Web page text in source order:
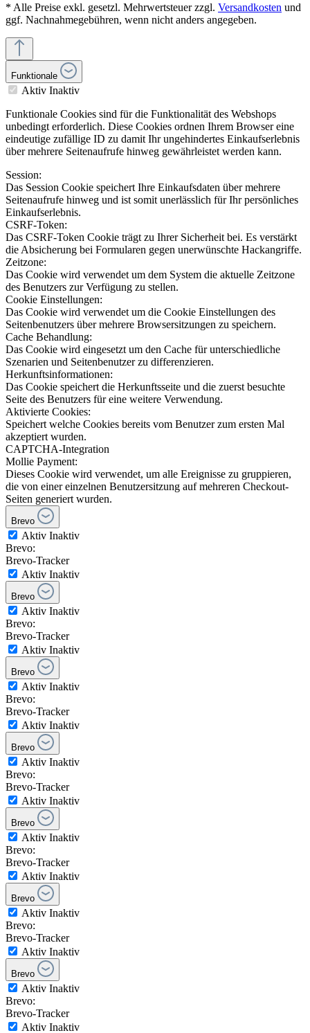
* Alle Preise exkl. gesetzl. Mehrwertsteuer zzgl. Versandkosten und
ggf. Nachnahmegebühren, wenn nicht anders angegeben.
Funktionale
Aktiv Inaktiv
Funktionale Cookies sind für die Funktionalität des Webshops
unbedingt erforderlich. Diese Cookies ordnen Ihrem Browser eine
eindeutige zufällige ID zu damit Ihr ungehindertes Einkaufserlebnis
über mehrere Seitenaufrufe hinweg gewährleistet werden kann.
Session:
Das Session Cookie speichert Ihre Einkaufsdaten über mehrere
Seitenaufrufe hinweg und ist somit unerlässlich für Ihr persönliches
Einkaufserlebnis.
CSRF-Token:
Das CSRF-Token Cookie trägt zu Ihrer Sicherheit bei. Es verstärkt
die Absicherung bei Formularen gegen unerwünschte Hackangriffe.
Zeitzone:
Das Cookie wird verwendet um dem System die aktuelle Zeitzone
des Benutzers zur Verfügung zu stellen.
Cookie Einstellungen:
Das Cookie wird verwendet um die Cookie Einstellungen des
Seitenbenutzers über mehrere Browsersitzungen zu speichern.
Cache Behandlung:
Das Cookie wird eingesetzt um den Cache für unterschiedliche
Szenarien und Seitenbenutzer zu differenzieren.
Herkunftsinformationen:
Das Cookie speichert die Herkunftsseite und die zuerst besuchte
Seite des Benutzers für eine weitere Verwendung.
Aktivierte Cookies:
Speichert welche Cookies bereits vom Benutzer zum ersten Mal
akzeptiert wurden.
CAPTCHA-Integration
Mollie Payment:
Dieses Cookie wird verwendet, um alle Ereignisse zu gruppieren,
die von einer einzelnen Benutzersitzung auf mehreren Checkout-
Seiten generiert wurden.
Brevo
Aktiv Inaktiv
Brevo:
Brevo-Tracker
Aktiv Inaktiv
Brevo
Aktiv Inaktiv
Brevo:
Brevo-Tracker
Aktiv Inaktiv
Brevo
Aktiv Inaktiv
Brevo:
Brevo-Tracker
Aktiv Inaktiv
Brevo
Aktiv Inaktiv
Brevo:
Brevo-Tracker
Aktiv Inaktiv
Brevo
Aktiv Inaktiv
Brevo:
Brevo-Tracker
Aktiv Inaktiv
Brevo
Aktiv Inaktiv
Brevo:
Brevo-Tracker
Aktiv Inaktiv
Brevo
Aktiv Inaktiv
Brevo:
Brevo-Tracker
Aktiv Inaktiv